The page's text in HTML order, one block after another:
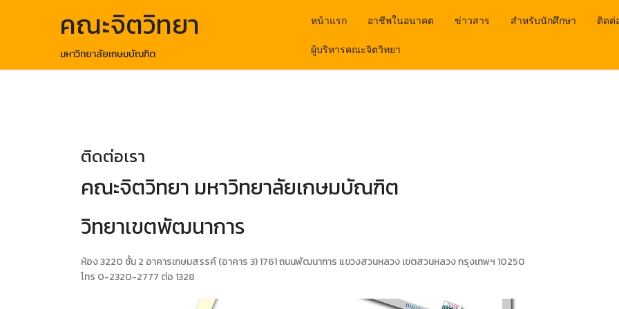
คณะจิตวิทยา
มหาวิทยาลัยเกษมบัณฑิต
หน้าแรก อาชีพในอนาคต ข่าวสาร สำหรับนักศึกษา ติดต่
ผู้บริหารคณะจิตวิทยา
ติดต่อเรา
คณะจิตวิทยา มหาวิทยาลัยเกษมบัณฑิต
วิทยาเขตพัฒนาการ
ห้อง 3220 ชั้น 2 อาคารเกษมสรรค์ (อาคาร 3) 1761 ถนนพัฒนาการ แขวงสวนหลวง เขตสวนหลวง กรุงเทพฯ 10250
โทร 0-2320-2777 ต่อ 1328